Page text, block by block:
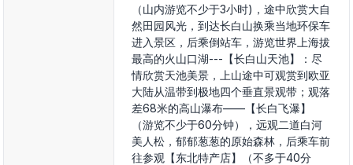
（山内游览不少于3小时)，途中欣赏大自
然田园风光，到达长白山换乘当地环保车
进入景区，后乘倒站车，游览世界上海拔
最高的火山口湖---【长白山天池】：尽
情欣赏天池美景，上山途中可观赏到欧亚
大陆从温带到极地四个垂直景观带；观落
差68米的高山瀑布——【长白飞瀑】
（游览不少于60分钟），远观二道白河
美人松，郁郁葱葱的原始森林，后乘车前
往参观【东北特产店】（不多于40分